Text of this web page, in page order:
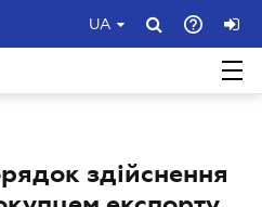
UA
здійснення